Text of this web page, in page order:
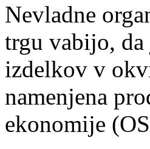
Nevladne
trgu vabijo, da
izdelkov v
namenjena
ekonomije